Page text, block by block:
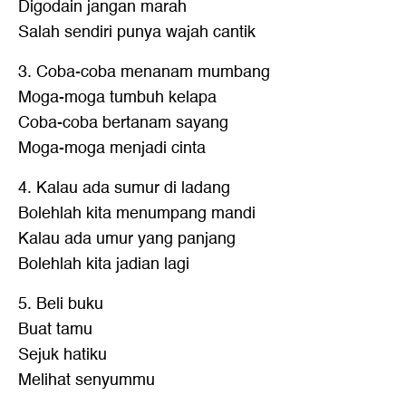
Digodain jangan marah
Salah sendiri punya wajah cantik
3. Coba-coba menanam mumbang
Moga-moga tumbuh kelapa
Coba-coba bertanam sayang
Moga-moga menjadi cinta
4. Kalau ada sumur di ladang
Bolehlah kita menumpang mandi
Kalau ada umur yang panjang
Bolehlah kita jadian lagi
5. Beli buku
Buat tamu
Sejuk hatiku
Melihat senyummu